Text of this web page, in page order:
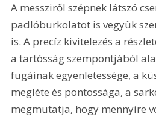
A messziről szépnek látszó
padlóburkolatot is vegyük
is. A precíz kivitelezés a
a tartósság szempontjából
fugáinak egyenletessége, a
megléte és pontossága, a
megmutatja, hogy mennyire